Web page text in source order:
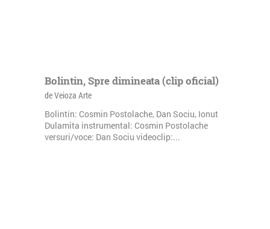
Bolintin, Spre dimineata (clip oficial)
de Veioza Arte
Bolintin: Cosmin Postolache, Dan Sociu, Ionut
Dulamita instrumental: Cosmin Postolache
versuri/voce: Dan Sociu videoclip:...